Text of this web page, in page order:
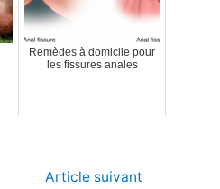
Remèdes à domicile pour
les fissures anales
Article suivant